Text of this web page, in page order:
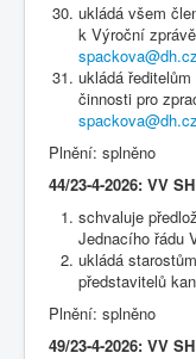
ukládá všem
k Výroční
spackova@dh.cz
ukládá
činnosti pro
spackova@dh.cz
Plnění: splněno
44/23-4-2026: VV
schvaluje
Jednacího řádu
ukládá
představitelů
Plnění: splněno
49/23-4-2026: VV